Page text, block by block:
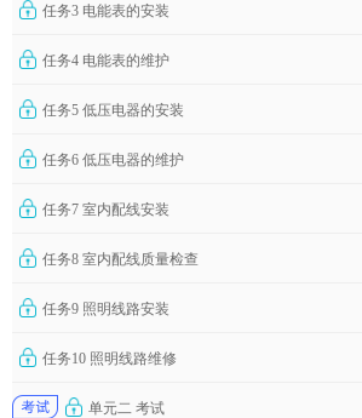
任务3 电能表的安装
任务4 电能表的维护
任务5 低压电器的安装
任务6 低压电器的维护
任务7 室内配线安装
任务8 室内配线质量检查
任务9 照明线路安装
任务10 照明线路维修
单元二 考试